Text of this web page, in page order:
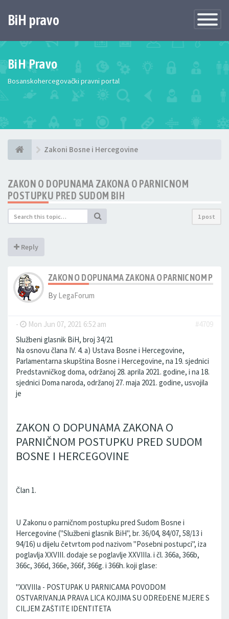
Toggle
BiH pravo
BiH Pravo
Bosanskohercegovački pravni portal
Zakoni Bosne i Hercegovine
ZAKON O DOPUNAMA ZAKONA O PARNICNOM
POSTUPKU PRED SUDOM BIH
1 post
Reply
ZAKON O DOPUNAMA ZAKONA O PARNICNOM
By LegaForum
- Mon Jun 07, 2021 6:52 am
#4709
Službeni glasnik BiH, broj 34/21
Na osnovu člana IV. 4. a) Ustava Bosne i Hercegovine,
Parlamentarna skupština Bosne i Hercegovine, na 19. sjednici
Predstavničkog doma, održanoj 28. aprila 2021. godine, i na 18.
sjednici Doma naroda, održanoj 27. maja 2021. godine, usvojila
je
ZAKON O DOPUNAMA ZAKONA O
PARNIČNOM POSTUPKU PRED SUDOM
BOSNE I HERCEGOVINE
Član 1.
U Zakonu o parničnom postupku pred Sudom Bosne i
Hercegovine ("Službeni glasnik BiH", br. 36/04, 84/07, 58/13 i
94/16) u dijelu četvrtom pod nazivom "Posebni postupci", iza
poglavlja XXVIII. dodaje se poglavlje XXVIIIa. i čl. 366a, 366b,
366c, 366d, 366e, 366f, 366g. i 366h. koji glase:
"XXVIIIa - POSTUPAK U PARNICAMA POVODOM
OSTVARIVANJA PRAVA LICA KOJIMA SU ODREĐENE MJERE S
CILJEM ZAŠTITE IDENTITETA